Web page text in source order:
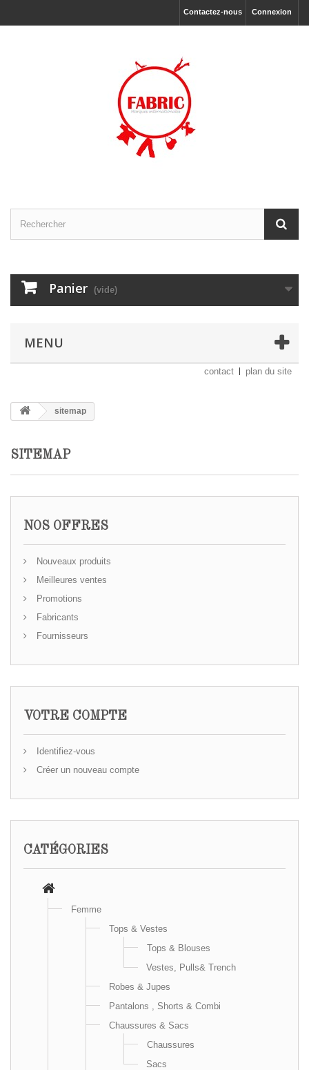
Connexion
Contactez-nous
Panier (vide)
MENU
contact plan du site
sitemap
SITEMAP
NOS OFFRES
Nouveaux produits
Meilleures ventes
Promotions
Fabricants
Fournisseurs
VOTRE COMPTE
Identifiez-vous
Créer un nouveau compte
CATÉGORIES
Femme
Tops & Vestes
Tops & Blouses
Vestes, Pulls& Trench
Robes & Jupes
Pantalons , Shorts & Combi
Chaussures & Sacs
Chaussures
Sacs